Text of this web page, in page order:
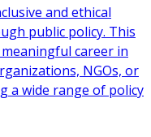
and ethical
public policy. This
career in
NGOs, or
a wide range of policy